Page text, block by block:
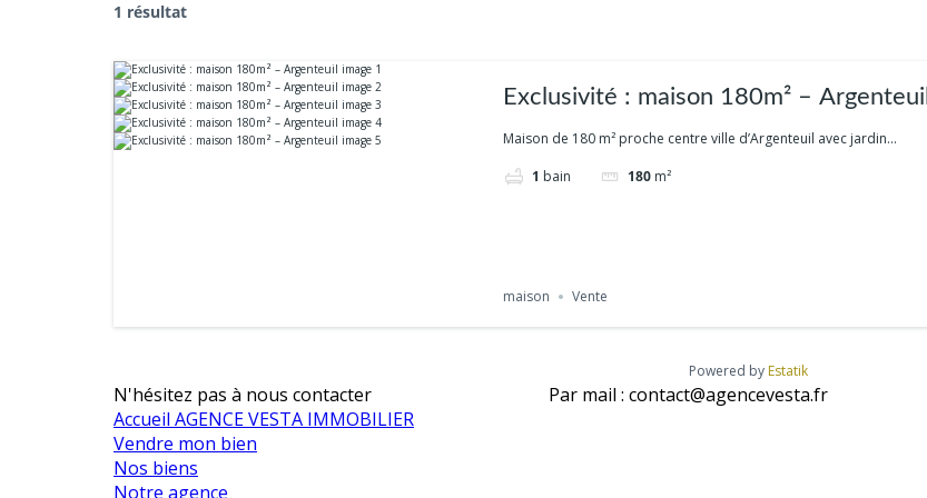
1 résultat
Exclusivité : maison 180m² – Argenteuil
Maison de 180 m² proche centre ville d’Argenteuil avec jardin...
1 bain 180 m²
maison Vente
Powered by Estatik
N'hésitez pas à nous contacter Par mail : contact@agencevesta.fr
Accueil AGENCE VESTA IMMOBILIER
Vendre mon bien
Nos biens
Notre agence